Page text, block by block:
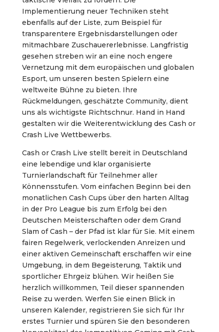
Implementierung neuer Techniken steht
ebenfalls auf der Liste, zum Beispiel für
transparentere Ergebnisdarstellungen oder
mitmachbare Zuschauererlebnisse. Langfristig
gesehen streben wir an eine noch engere
Vernetzung mit dem europäischen und globalen
Esport, um unseren besten Spielern eine
weltweite Bühne zu bieten. Ihre
Rückmeldungen, geschätzte Community, dient
uns als wichtigste Richtschnur. Hand in Hand
gestalten wir die Weiterentwicklung des Cash or
Crash Live Wettbewerbs.
Cash or Crash Live stellt bereit in Deutschland
eine lebendige und klar organisierte
Turnierlandschaft für Teilnehmer aller
Könnensstufen. Vom einfachen Beginn bei den
monatlichen Cash Cups über den harten Alltag
in der Pro League bis zum Erfolg bei den
Deutschen Meisterschaften oder dem Grand
Slam of Cash – der Pfad ist klar für Sie. Mit einem
fairen Regelwerk, verlockenden Anreizen und
einer aktiven Gemeinschaft erschaffen wir eine
Umgebung, in dem Begeisterung, Taktik und
sportlicher Ehrgeiz blühen. Wir heißen Sie
herzlich willkommen, Teil dieser spannenden
Reise zu werden. Werfen Sie einen Blick in
unseren Kalender, registrieren Sie sich für Ihr
erstes Turnier und spüren Sie den besonderen